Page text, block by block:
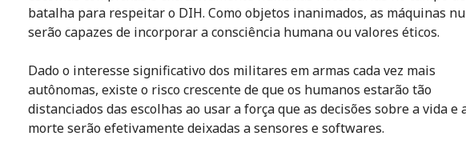
batalha para respeitar o DIH. Como objetos inanimados, as máquinas
serão capazes de incorporar a consciência humana ou valores éticos.
Dado o interesse significativo dos militares em armas cada vez mais
autônomas, existe o risco crescente de que os humanos estarão tão
distanciados das escolhas ao usar a força que as decisões sobre a vida e
morte serão efetivamente deixadas a sensores e softwares.